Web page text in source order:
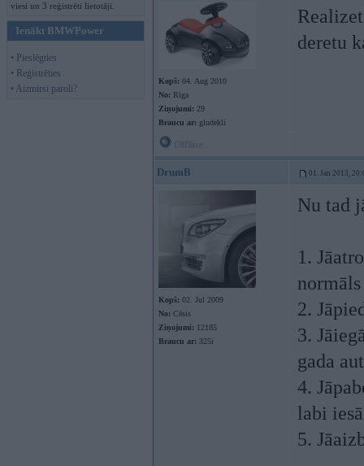
viesi un 3 reģistrēti lietotāji.
Ienākt BMWPower
• Pieslēgties
• Reģistrēties
• Aizmirsi paroli?
Kopš: 04. Aug 2010
No: Rīga
Ziņojumi: 29
Braucu ar: gludekli
deretu
DrumB 01. Jan 2013,
Kopš: 02. Jul 2009
No: Cēsis
Ziņojumi: 12185
Braucu ar: 325i
Nu tad
1.
2.
3.
gada
4.
labi
5.